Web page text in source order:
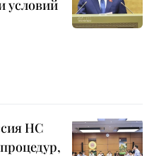
условий
НС